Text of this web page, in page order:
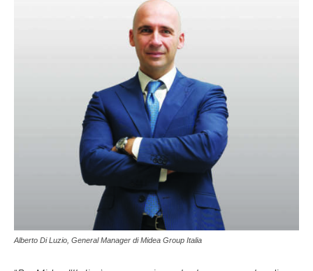
Alberto Di Luzio, General Manager di Midea Group Italia